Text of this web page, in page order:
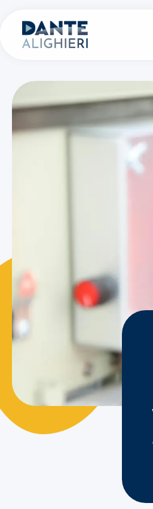
contenuto